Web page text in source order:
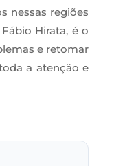
nessas regiões
Hirata, é o
e retomar
a atenção e